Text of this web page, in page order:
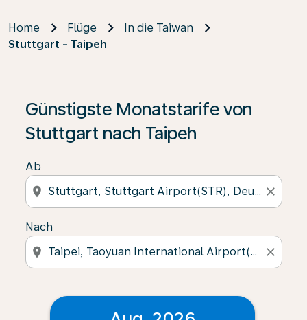
Home Flüge
In die Taiwan
Stuttgart - Taipeh
Günstigste Monatstarife von
Stuttgart nach Taipeh
Ab
location_on close
Nach
location_on close